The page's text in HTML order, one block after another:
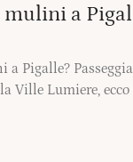
a
Pigalle?
Ville Lumiere,